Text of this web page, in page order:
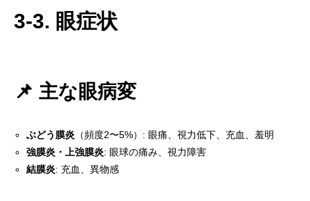
3-3. 眼症状
📌 主な眼病変
ぶどう膜炎 （頻度2〜5%）: 眼痛、視力低下、充血、羞明
強膜炎・上強膜炎: 眼球の痛み、視力障害
結膜炎: 充血、異物感